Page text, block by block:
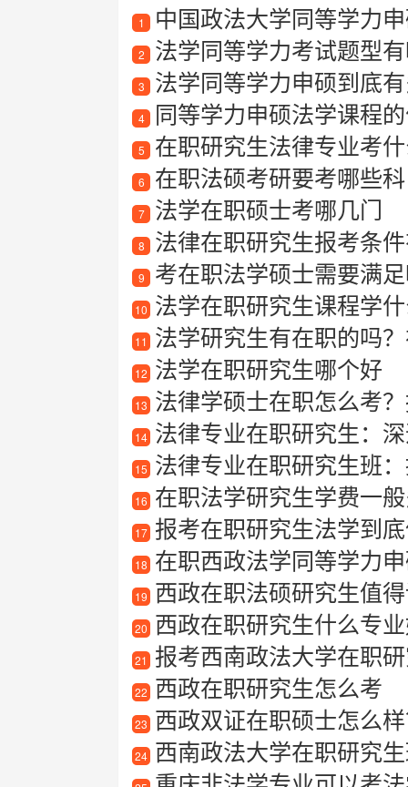
1 中国政法大学同等学力
2 法学同等学力考试题型有哪
3 法学同等学力申硕到底
4 同等学力申硕法学课程
5 在职研究生法律专业考
6 在职法硕考研要考哪些
7 法学在职硕士考哪几门
8 法律在职研究生报考条
9 考在职法学硕士需要满
10 法学在职研究生课程学
11 法学研究生有在职的吗
12 法学在职研究生哪个好
13 法律学硕士在职怎么考
14 法律专业在职研究生：
15 法律专业在职研究生班：
16 在职法学研究生学费一
17 报考在职研究生法学到
18 在职西政法学同等学力
19 西政在职法硕研究生值得
20 西政在职研究生什么专
21 报考西南政法大学在职
22 西政在职研究生怎么考
23 西政双证在职硕士怎么样
24 西南政法大学在职研究生